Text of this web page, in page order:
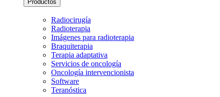
Productos
Radiocirugía
Radioterapia
Imágenes para radioterapia
Braquiterapia
Terapia adaptativa
Servicios de oncología
Oncología intervencionista
Software
Teranóstica